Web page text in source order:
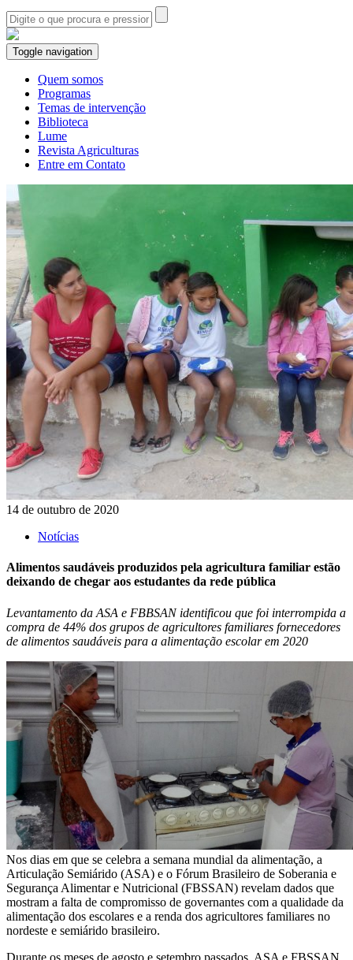
Toggle navigation
Quem somos
Programas
Temas de intervenção
Biblioteca
Lume
Revista Agriculturas
Entre em Contato
14 de outubro de 2020
Notícias
Alimentos saudáveis produzidos pela agricultura familiar estão
deixando de chegar aos estudantes da rede pública
Levantamento da ASA e FBBSAN identificou que foi interrompida a
compra de 44% dos grupos de agricultores familiares fornecedores
de alimentos saudáveis para a alimentação escolar em 2020
Nos dias em que se celebra a semana mundial da alimentação, a
Articulação Semiárido (ASA) e o Fórum Brasileiro de Soberania e
Segurança Alimentar e Nutricional (FBSSAN) revelam dados que
mostram a falta de compromisso de governantes com a qualidade da
alimentação dos escolares e a renda dos agricultores familiares no
nordeste e semiárido brasileiro.
Durante os meses de agosto e setembro passados, ASA e FBSSAN